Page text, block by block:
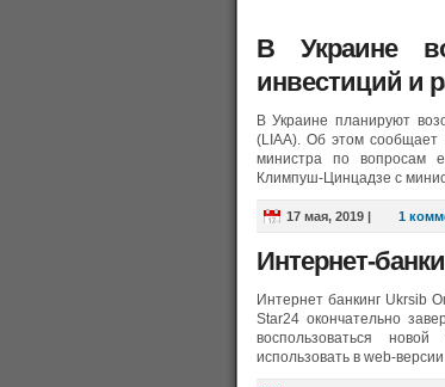
В Украине
инвестиций и
В Украине планируют
(LIAA). Об этом сообщает
министра по вопросам
Климпуш-Цинцадзе с
17 мая, 2019| 1
Интернет-
Интернет банкинг Ukrsib
Star24 окончательно
воспользоваться
использовать в web-